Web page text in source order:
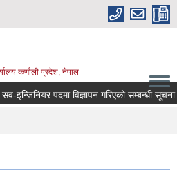
कर्णाली प्रदेश, नेपाल
पदमा विज्ञापन गरिएको सम्बन्धी सूचना ।